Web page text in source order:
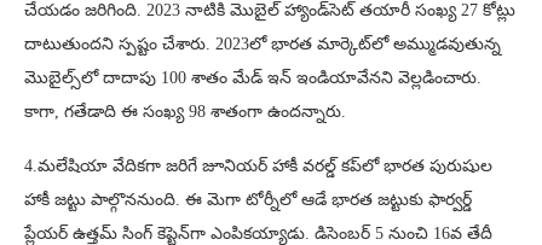
చేయడం జరిగింది. 2023 నాటికి మొబైల్ హ్యాండ్‌సెట్ తయారీ సంఖ్య 27 కోట్లు
దాటుతుందని స్పష్టం చేశారు. 2023లో భారత మార్కెట్‌లో అమ్ముడవుతున్న
మొబైల్స్‌లో దాదాపు 100 శాతం మేడ్ ఇన్ ఇండియావేనని వెల్లడించారు.
కాగా, గతేడాది ఈ సంఖ్య 98 శాతంగా ఉందన్నారు.
4.మ‌లేషియా వేదిక‌గా జ‌రిగే జూనియ‌ర్ హాకీ వ‌రల్డ్ క‌ప్‌లో భార‌త పురుషుల
హాకీ జ‌ట్టు పాల్గొన‌నుంది. ఈ మెగా టోర్నీలో ఆడే భార‌త జ‌ట్టుకు ఫార్వ‌ర్డ్
ప్లేయ‌ర్ ఉత్త‌మ్ సింగ్ కెప్టెన్‌గా ఎంపిక‌య్యాడు. డిసెంబ‌ర్ 5 నుంచి 16వ తేదీ